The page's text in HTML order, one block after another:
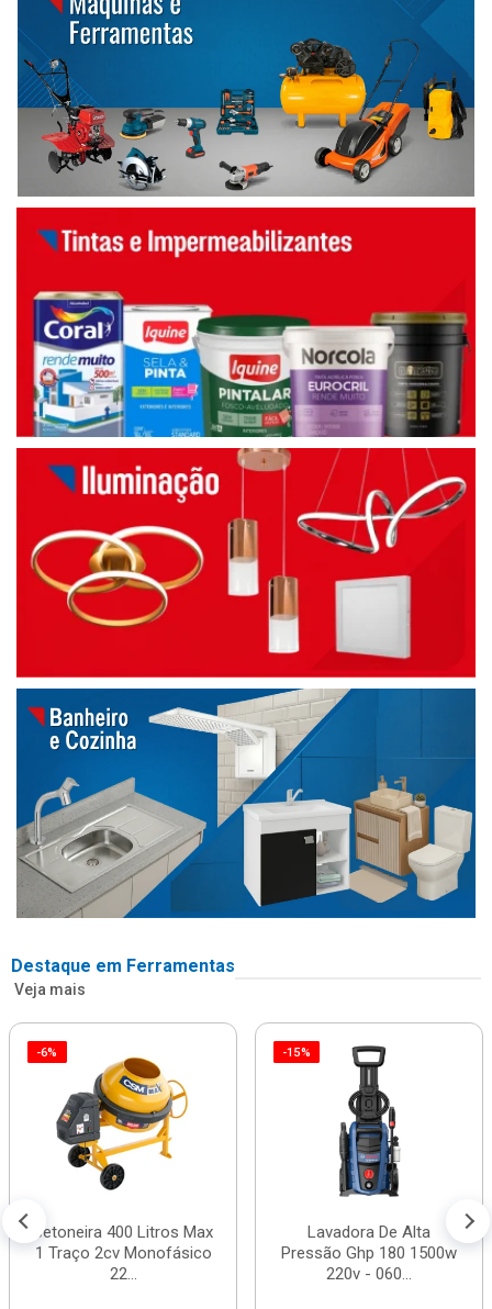
Destaque em Ferramentas
Veja mais
-6%
Betoneira 400 Litros Max
1 Traço 2cv Monofásico
22...
-15%
Lavadora De Alta
Pressão Ghp 180 1500w
220v - 060...